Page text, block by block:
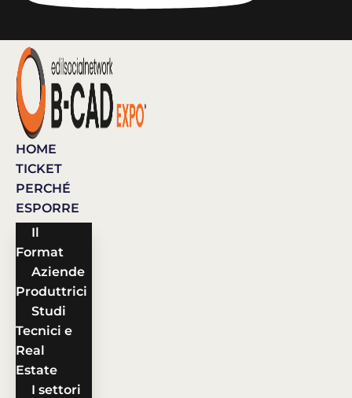
HOME
TICKET
PERCHÉ
ESPORRE
Il
Format
Aziende
Produttrici
Studi
Tecnici e
Real
Estate
I settori